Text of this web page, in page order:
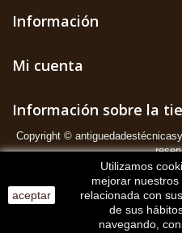
Información
Mi cuenta
Información sobre la
aceptar
Utilizamos
mejorar
relacionada con
de sus
navegando,
Copyright ©